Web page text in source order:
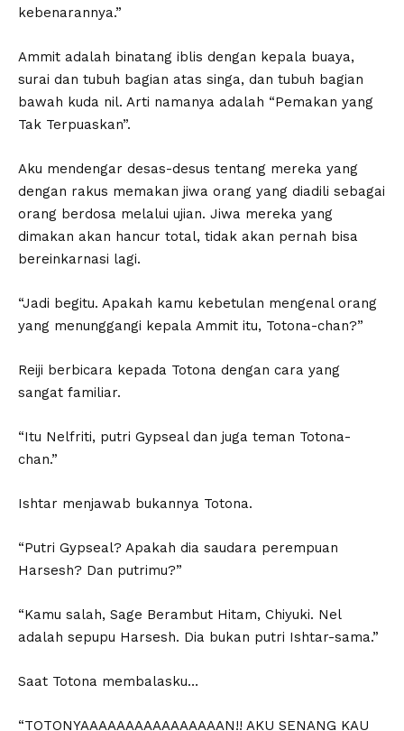
kebenarannya.”
Ammit adalah binatang iblis dengan kepala buaya,
surai dan tubuh bagian atas singa, dan tubuh bagian
bawah kuda nil. Arti namanya adalah “Pemakan yang
Tak Terpuaskan”.
Aku mendengar desas-desus tentang mereka yang
dengan rakus memakan jiwa orang yang diadili sebagai
orang berdosa melalui ujian. Jiwa mereka yang
dimakan akan hancur total, tidak akan pernah bisa
bereinkarnasi lagi.
“Jadi begitu. Apakah kamu kebetulan mengenal orang
yang menunggangi kepala Ammit itu, Totona-chan?”
Reiji berbicara kepada Totona dengan cara yang
sangat familiar.
“Itu Nelfriti, putri Gypseal dan juga teman Totona-
chan.”
Ishtar menjawab bukannya Totona.
“Putri Gypseal? Apakah dia saudara perempuan
Harsesh? Dan putrimu?”
“Kamu salah, Sage Berambut Hitam, Chiyuki. Nel
adalah sepupu Harsesh. Dia bukan putri Ishtar-sama.”
Saat Totona membalasku…
“TOTONYAAAAAAAAAAAAAAAAN!! AKU SENANG KAU